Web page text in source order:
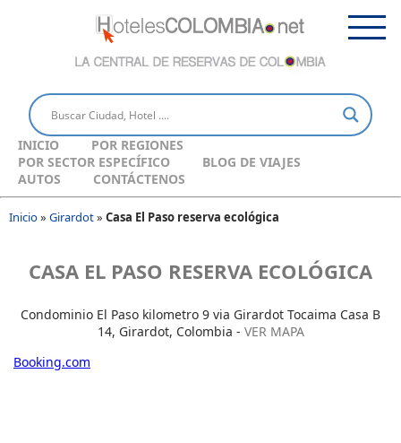
INICIO
POR REGIONES
POR SECTOR ESPECÍFICO
BLOG DE VIAJES
AUTOS
CONTÁCTENOS
Inicio» Girardot» Casa El Paso reserva ecológica
CASA EL PASO RESERVA ECOLÓGICA
Condominio El Paso kilometro 9 via Girardot Tocaima Casa B
14, Girardot, Colombia - VER MAPA
Booking.com